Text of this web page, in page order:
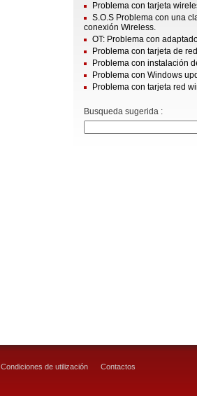
Problema con tarjeta
S.O.S Problema con una
conexión Wireless.
OT: Problema con
Problema con tarjeta de
Problema con instalación
Problema con Windows
Problema con tarjeta red
Busqueda sugerida :
Condiciones de utilización Contactos